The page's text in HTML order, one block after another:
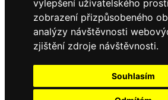
vylepšení uživatelského
zobrazení přizpůsobeného
analýzy návštěvnosti
zjištění zdroje návštěvnosti.
Souhlasím